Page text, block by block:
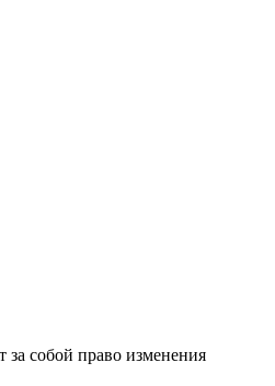
собой право изменения